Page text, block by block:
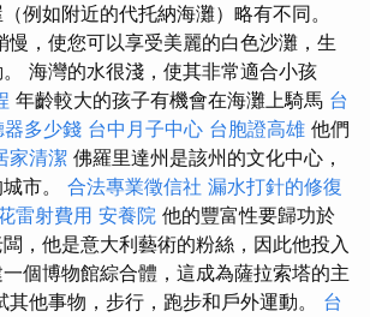
例如附近的代托納海灘）略有不同。
慢，使您可以享受美麗的白色沙灘，生
海灣的水很淺，使其非常適合小孩
年齡較大的孩子有機會在海灘上騎馬 台
器多少錢 台中月子中心 台胞證高雄 他們
家清潔 佛羅里達州是該州的文化中心，
市。 合法專業徵信社 漏水打針的修復
雷射費用 安養院 他的豐富性要歸功於
，他是意大利藝術的粉絲，因此他投入
個博物館綜合體，這成為薩拉索塔的主
他事物，步行，跑步和戶外運動。 台